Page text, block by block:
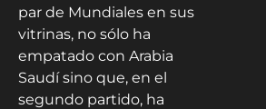
par de Mundiales en sus
vitrinas, no sólo ha
empatado con Arabia
Saudí sino que, en el
segundo partido, ha